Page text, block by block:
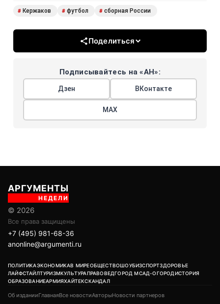
# Кержаков # футбол # сборная России
Поделиться
Подписывайтесь на «АН»:
Дзен ВКонтакте
МАХ
АРГУМЕНТЫ
НЕДЕЛИ
© 2026
Все права защищены
+7 (495) 981-68-36
anonline@argumenti.ru
ПОЛИТИКАЭКОНОМИКАВ МИРЕОБЩЕСТВОШОУБИЗСПОРТЗДОРОВЬЕ
ЛАЙФСТАЙЛТУРИЗМКУЛЬТУРАПРАВОВЕДГОРОД МСАД-ОГОРОДИСТОРИЯ
ОБРАЗОВАНИЕАРМИЯХАЙТЕКСКАНДАЛ
Об изданииГлавнаяВсе новостиАвторыНовости партнеров